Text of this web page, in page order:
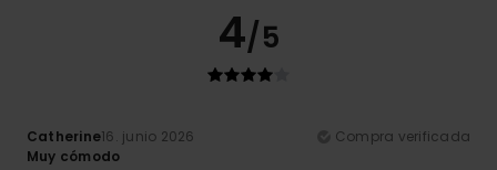
4/5
Catherine16. junio 2026
Compra verificada
Muy cómodo